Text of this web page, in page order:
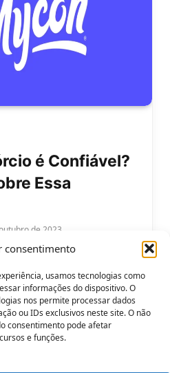
consentimento
usamos tecnologias como
informações do dispositivo. O
nos permite processar dados
ou IDs exclusivos neste site. O não
consentimento pode afetar
e funções.
é Confiável?
Essa
de 2023
Saiba Tudo Sobre
Você já ouviu falar do
é…